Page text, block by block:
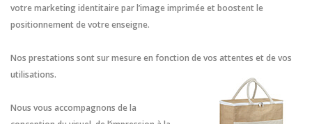
votre marketing identitaire par l’image imprimée et boostent le
positionnement de votre enseigne.
Nos prestations sont sur mesure en fonction de vos attentes et de vos
utilisations.
Nous vous accompagnons de la